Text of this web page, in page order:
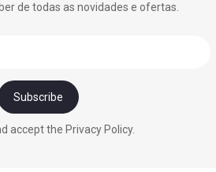
de todas as novidades e ofertas.
accept the Privacy Policy.